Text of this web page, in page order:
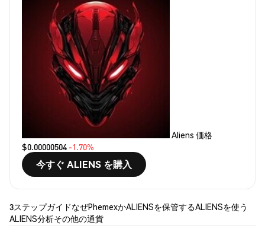
Aliens 価格
$0.00000504 -1.70%
今すぐ ALIENS を購入
3ステップガイドなぜPhemexかALIENSを保管するALIENSを使う
ALIENS分析その他の通貨